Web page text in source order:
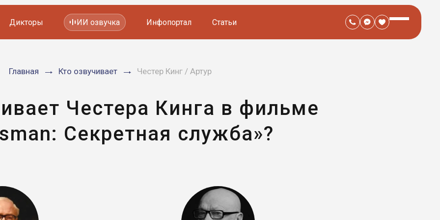
Мультфильмов
Дикторы ИИ озвучка Инфопортал Статьи
Главная Кто озвучивает Честер Кинг / Артур
Честера Кинга в фильме
Секретная служба»?